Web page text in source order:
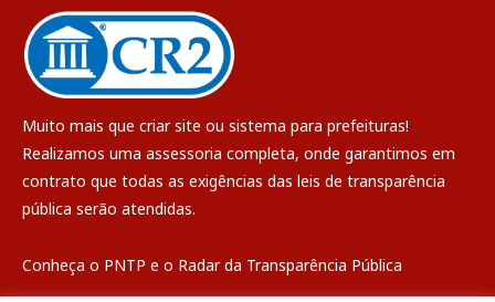
Muito mais que criar site ou sistema para prefeituras!
Realizamos uma assessoria completa, onde garantimos em
contrato que todas as exigências das leis de transparência
pública serão atendidas.
Conheça o PNTP e o Radar da Transparência Pública